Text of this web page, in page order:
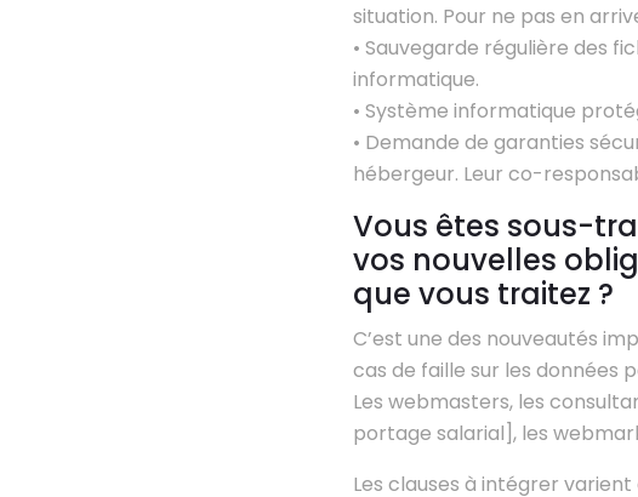
situation. Pour ne pas en
• Sauvegarde régulière des
informatique.
• Système informatique
• Demande de garanties
hébergeur. Leur co-
Vous êtes sous-
vos nouvelles
que vous traitez ?
C’est une des nouveautés
cas de faille sur les données
Les webmasters, les
portage salarial], les
Les clauses à intégrer